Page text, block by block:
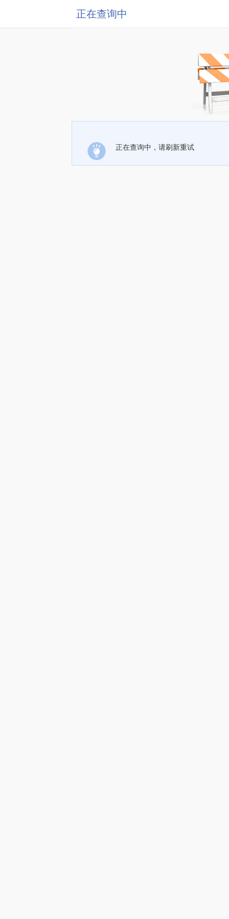
正在查询中
正在查询中，请刷新重试